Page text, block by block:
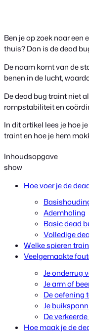
Ben je op zoek naar
thuis? Dan is de dead
De naam komt van de
benen in de lucht,
De dead bug traint niet
rompstabiliteit en
In dit artikel lees je hoe
traint en hoe je hem
Inhoudsopgave
show
Hoe voer je de
Ademhaling
Basic dead
Volledige
Welke spieren
Veelgemaakte
Je onderrug
Je arm of
De oefening
Je
De
Hoe maak je de